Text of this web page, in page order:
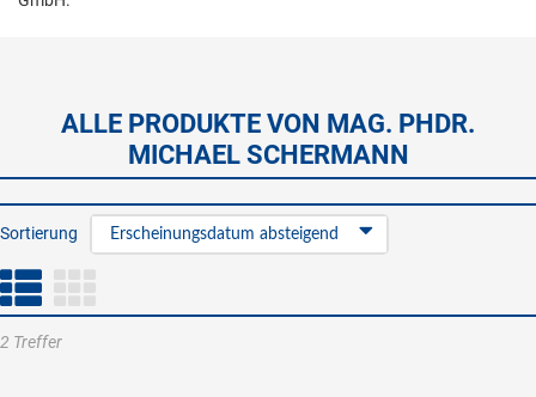
ALLE PRODUKTE VON MAG. PHDR.
MICHAEL SCHERMANN
Sortierung Erscheinungsdatum absteigend
2 Treffer